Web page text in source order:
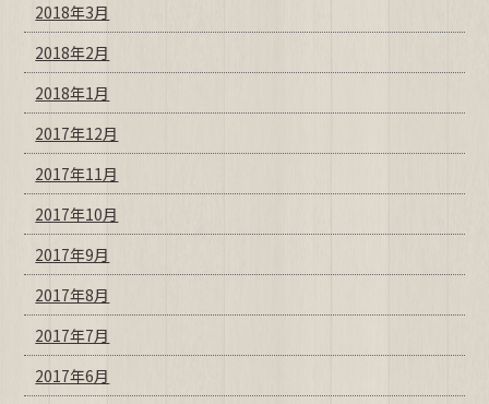
2018年3月
2018年2月
2018年1月
2017年12月
2017年11月
2017年10月
2017年9月
2017年8月
2017年7月
2017年6月